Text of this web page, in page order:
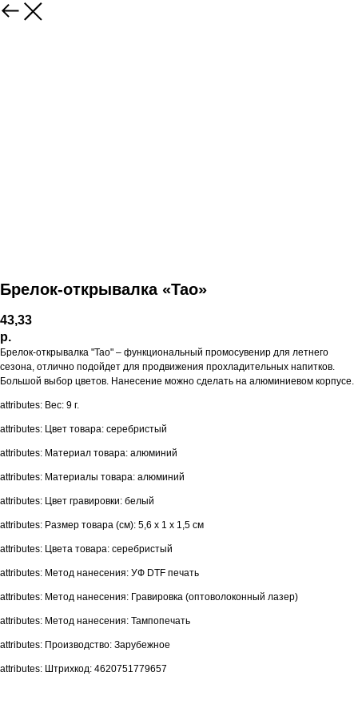
Брелок-открывалка «Tao»
43,33
р.
Брелок-открывалка "Тао" – функциональный промосувенир для летнего
сезона, отлично подойдет для продвижения прохладительных напитков.
Большой выбор цветов. Нанесение можно сделать на алюминиевом корпусе.
attributes: Вес: 9 г.
attributes: Цвет товара: серебристый
attributes: Материал товара: алюминий
attributes: Материалы товара: алюминий
attributes: Цвет гравировки: белый
attributes: Размер товара (см): 5,6 х 1 х 1,5 см
attributes: Цвета товара: серебристый
attributes: Метод нанесения: УФ DTF печать
attributes: Метод нанесения: Гравировка (оптоволоконный лазер)
attributes: Метод нанесения: Тампопечать
attributes: Производство: Зарубежное
attributes: Штрихкод: 4620751779657